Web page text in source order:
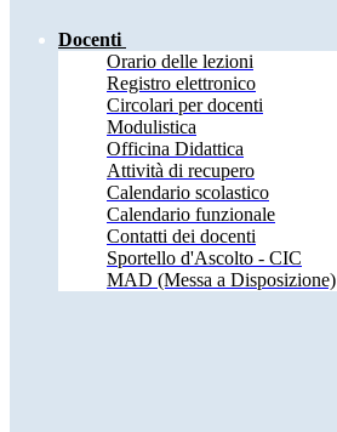
Docenti
Orario delle lezioni
Registro elettronico
Circolari per docenti
Modulistica
Officina Didattica
Attività di recupero
Calendario scolastico
Calendario funzionale
Contatti dei docenti
Sportello d'Ascolto - CIC
MAD (Messa a Disposizione)